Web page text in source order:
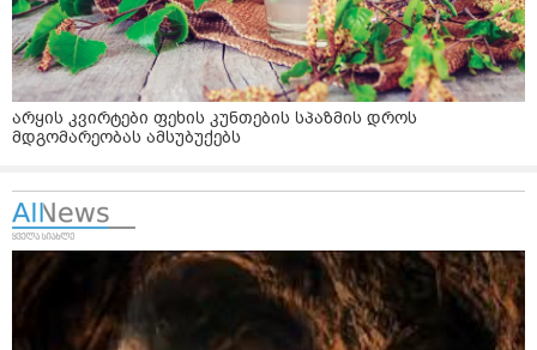
არყის კვირტები ფეხის კუნთების სპაზმის დროს
მდგომარეობას ამსუბუქებს